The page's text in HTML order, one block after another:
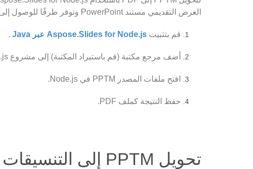
العرض التقديمي مستند PowerPoint وتوفر طرقًا للوصول إلى عناصره ومعالجتها.
قم بتثبيت Aspose.Slides for Node.js عبر Java .
أضف مرجع مكتبة (قم باستيراد المكتبة) إلى مشروع Node.js الخاص بك.
افتح ملفات المصدر PPTM في Node.js.
حفظ النتيجة كملف PDF.
تحويل PPTM إلى التنسيقات المدعومة الأخرى